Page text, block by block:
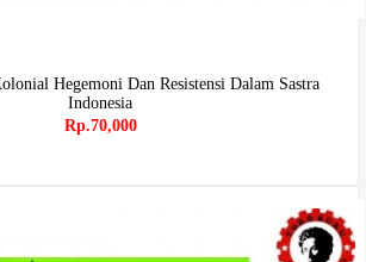
Hegemoni Dan Resistensi Dalam Sastra
Indonesia
Rp.70,000